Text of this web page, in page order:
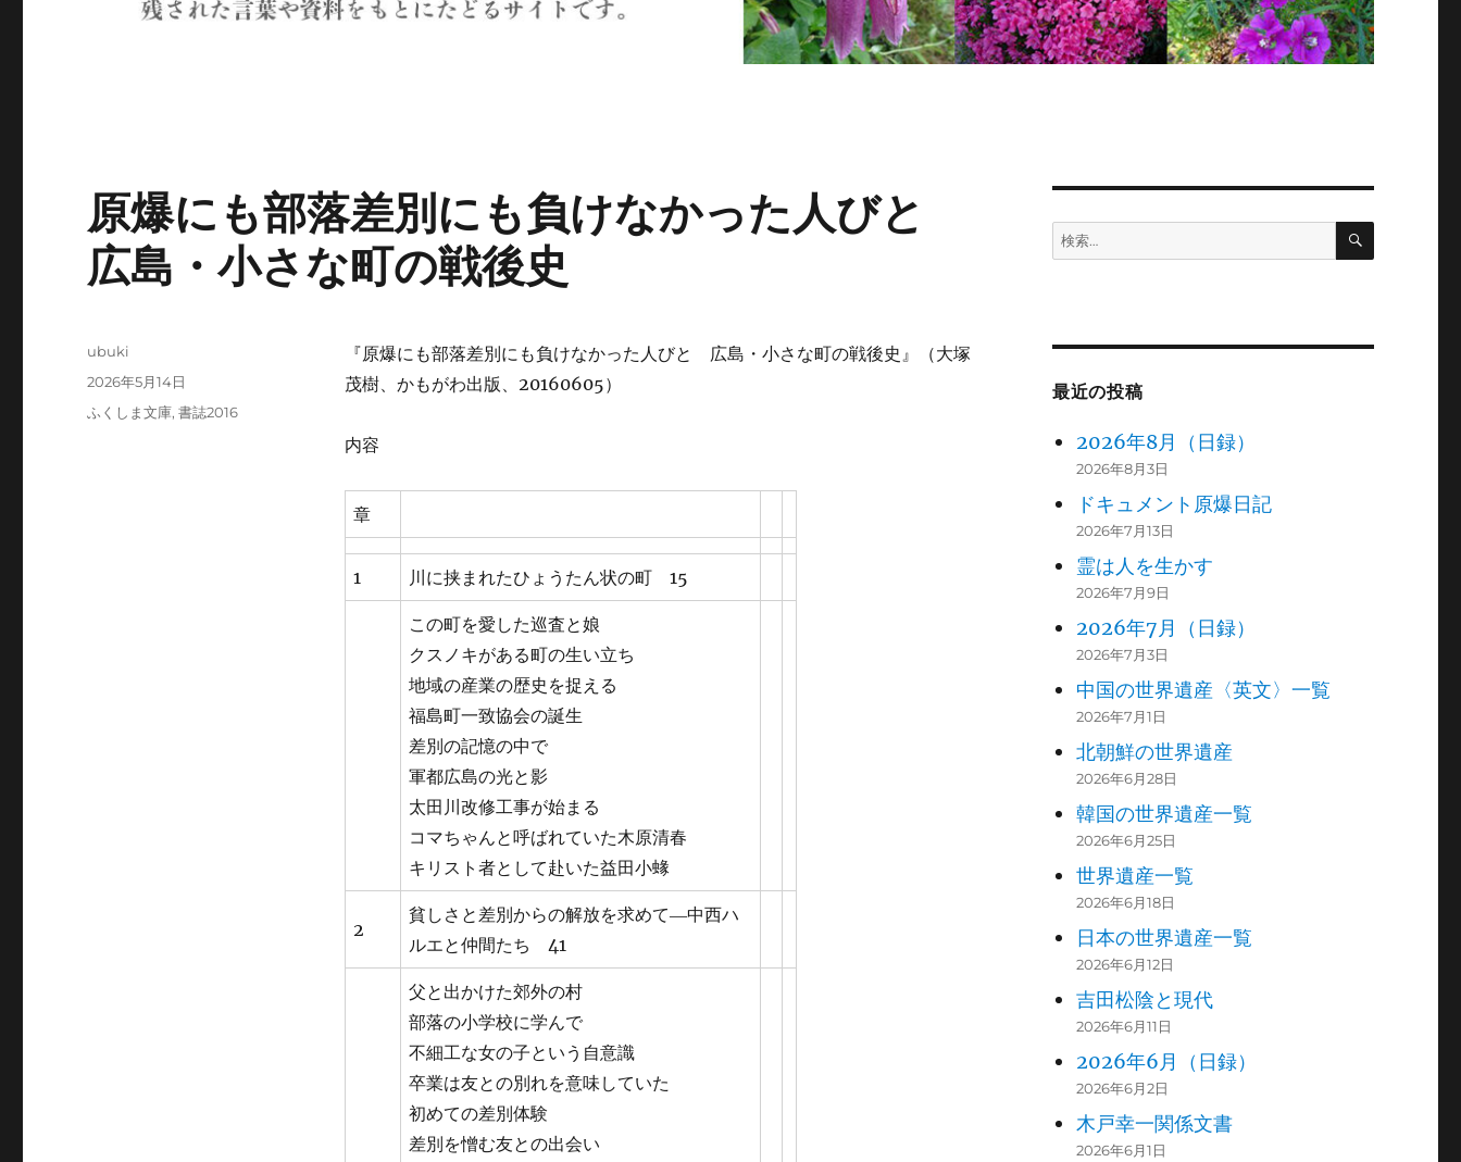
原爆にも部落差別にも負けなかった人びと
広島・小さな町の戦後史
『原爆にも部落差別にも負けなかった人びと 広島・小さな町の戦後史』（大塚
茂樹、かもがわ出版、20160605）
内容
章
1 川に挟まれたひょうたん状の町 15
この町を愛した巡査と娘
クスノキがある町の生い立ち
地域の産業の歴史を捉える
福島町一致協会の誕生
差別の記憶の中で
軍都広島の光と影
太田川改修工事が始まる
コマちゃんと呼ばれていた木原清春
キリスト者として赴いた益田小蝝
2
貧しさと差別からの解放を求めて―中西ハ
ルエと仲間たち 41
父と出かけた郊外の村
部落の小学校に学んで
不細工な女の子という自意識
卒業は友との別れを意味していた
初めての差別体験
差別を憎む友との出会い
投
ubuki
投
2026年5月14日
カ
ふくしま文庫,書誌2016
検
索:
検
最近の投稿
2026年8月（日録）
2026年8月3日
ドキュメント原爆日記
2026年7月13日
霊は人を生かす
2026年7月9日
2026年7月（日録）
2026年7月3日
中国の世界遺産〈英文〉一覧
2026年7月1日
北朝鮮の世界遺産
2026年6月28日
韓国の世界遺産一覧
2026年6月25日
世界遺産一覧
2026年6月18日
日本の世界遺産一覧
2026年6月12日
吉田松陰と現代
2026年6月11日
2026年6月（日録）
2026年6月2日
木戸幸一関係文書
2026年6月1日